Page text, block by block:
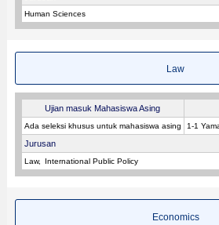
Human Sciences
Law
Ujian masuk Mahasiswa Asing
Ada seleksi khusus untuk mahasiswa asing 1-1
Jurusan
Law International Public Policy
Economics